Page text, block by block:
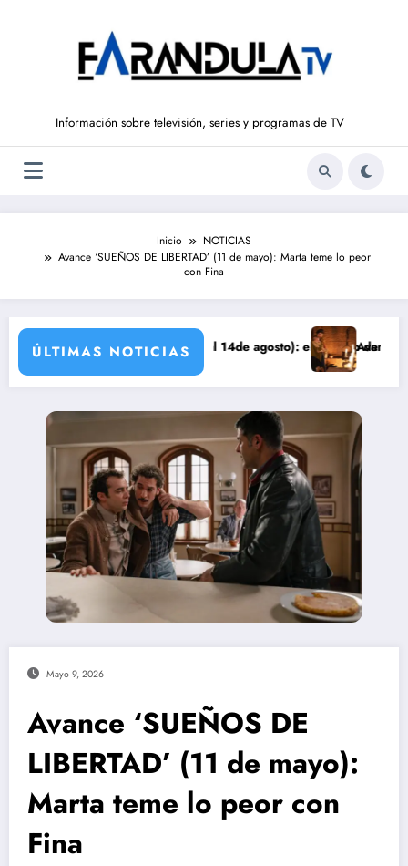
Información sobre televisión, series y programas de TV
Inicio
NOTICIAS
Avance ‘SUEÑOS DE LIBERTAD’ (11 de mayo): Marta teme lo peor
con Fina
ÚLTIMAS NOTICIAS
LIBERTAD’ (del 10 al 14de agosto): el secreto de Tasio sale a la luz
Avance VALLE
Mayo 9, 2026
Avance ‘SUEÑOS DE
LIBERTAD’ (11 de mayo):
Marta teme lo peor con
Fina